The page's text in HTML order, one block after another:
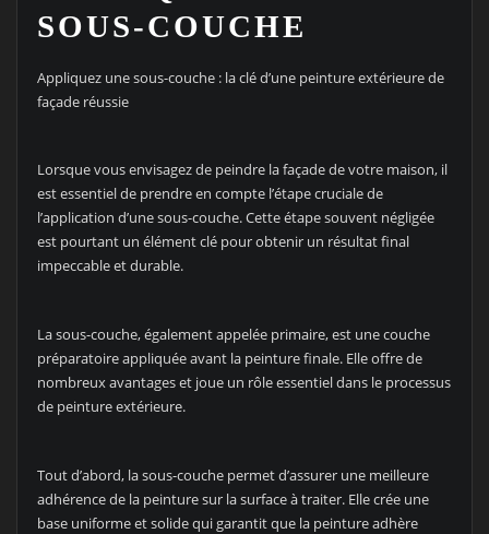
SOUS-COUCHE
Appliquez une sous-couche : la clé d’une peinture extérieure de
façade réussie
Lorsque vous envisagez de peindre la façade de votre maison, il
est essentiel de prendre en compte l’étape cruciale de
l’application d’une sous-couche. Cette étape souvent négligée
est pourtant un élément clé pour obtenir un résultat final
impeccable et durable.
La sous-couche, également appelée primaire, est une couche
préparatoire appliquée avant la peinture finale. Elle offre de
nombreux avantages et joue un rôle essentiel dans le processus
de peinture extérieure.
Tout d’abord, la sous-couche permet d’assurer une meilleure
adhérence de la peinture sur la surface à traiter. Elle crée une
base uniforme et solide qui garantit que la peinture adhère